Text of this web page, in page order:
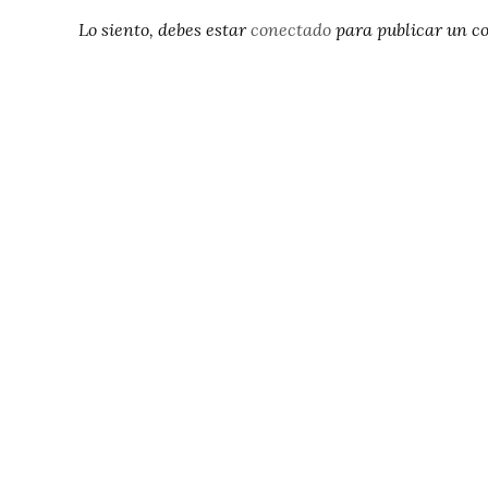
Lo siento, debes estarconectado para publicar un